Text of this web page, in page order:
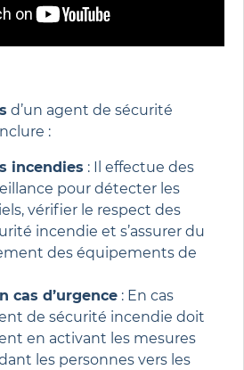
d’un agent de sécurité
:
incendies : Il effectue des
pour détecter les
vérifier le respect des
incendie et s’assurer du
des équipements de
cas d’urgence : En cas
de sécurité incendie doit
en activant les mesures
les personnes vers les